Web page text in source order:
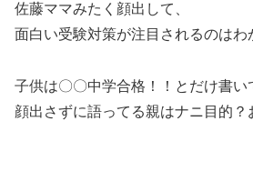
佐藤ママみたく顔出して、
面白い受験対策が注目されるのはわ
子供は〇〇中学合格！！とだけ書い
顔出さずに語ってる親はナニ目的？